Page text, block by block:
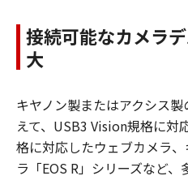
接続可能なカメラ
大
キヤノン製またはアクシス
えて、USB3 Vision規格に対
格に対応したウェブカメラ
ラ「EOS R」シリーズなど